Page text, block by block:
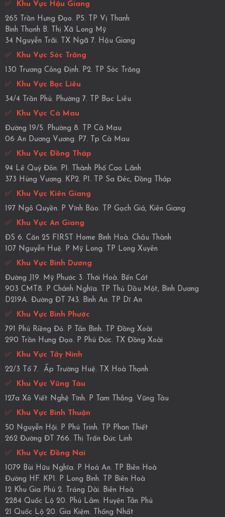
✅ Khu Vực Hậu Giang
265 Trần Hưng Đạo. P5. TP Vị Thanh
Bình Thạnh B. Thị Xã Long Mỹ
34 Nguyễn Trãi. TX Ngã 7. Hậu Giang
✅ Khu Vực Sóc Trăng
130 Trương Công Định. P2. TP Sóc Trăng
✅ Khu Vực Bạc Liêu
34/4 Trần Phú. Phường 7. TP Bạc Liêu
✅ Khu Vực Cà Mau
Đường 19/5. Phường 8. TP Cà Mau
06 An Dương Vương. P7. Tp Cà Mau
✅ Khu Vực Đồng Tháp
94 Lê Quý Đôn. P1. Thành Phố Cao Lãnh
373 Hùng Vương. KP2. P1. TP Sa Đéc, Đồng Tháp
✅ Khu Vực Kiên Giang
197 Ngô Quyền. P Vĩnh Bảo. TP Gạch Giá, Kiên Giang
✅ Khu Vực An Giang
ĐS 6. Căn 25 FIRST Home Bình Hoà. Châu Thành
107 Nguyễn Huệ. P Mỹ Long. TP Long Xuyên
✅ Khu Vực Bình Dương
Đường J19. Mỹ Phước 3. Thới Hoà. Bến Cát
903 CMT8. P Chánh Nghĩa. TP Thủ Dầu Một, Bình Dương
D219A. Đường ĐT 743. Bình An. TP Dĩ An
✅ Khu Vực Bình Phước
791 Phú Riềng Đỏ. P Tân Bình. TP Đồng Xoài
290 Trần Hưng Đạo. P Phú Đức. TX Đồng Xoài
✅ Khu Vực Tây Ninh
22/3 Tổ 7. Ấp Trường Huệ. TX Hoà Thạnh
✅ Khu Vực Vũng Tàu
127a Xô Viết Nghệ Tĩnh. P Tam Thắng. Vũng Tàu
✅ Khu Vực Bình Thuận
50 Nguyễn Hội. P Phú Trinh. TP Phan Thiết
262 Đường ĐT 766. Thị Trấn Đức Linh
✅ Khu Vực Đồng Nai
1079 Bùi Hữu Nghĩa. P Hoá An. TP Biên Hoà
Đường HF. KP1. P Long Bình. TP Biên Hoà
12 Khu Gia Phú 2. Trảng Dài. Biên Hoà
2284 Quốc Lộ 20. Phú Lâm. Huyện Tân Phú
21 Quốc Lộ 20. Gia Kiệm. Thống Nhất